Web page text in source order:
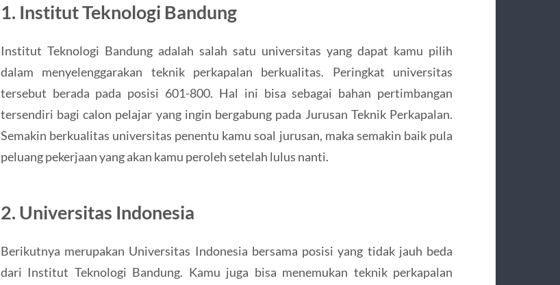
1. Institut Teknologi Bandung
Institut Teknologi Bandung adalah salah satu universitas yang dapat kamu pilih
dalam menyelenggarakan teknik perkapalan berkualitas. Peringkat universitas
tersebut berada pada posisi 601-800. Hal ini bisa sebagai bahan pertimbangan
tersendiri bagi calon pelajar yang ingin bergabung pada Jurusan Teknik Perkapalan.
Semakin berkualitas universitas penentu kamu soal jurusan, maka semakin baik pula
peluang pekerjaan yang akan kamu peroleh setelah lulus nanti.
2. Universitas Indonesia
Berikutnya merupakan Universitas Indonesia bersama posisi yang tidak jauh beda
dari Institut Teknologi Bandung. Kamu juga bisa menemukan teknik perkapalan